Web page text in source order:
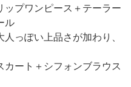
ップワンピース＋テーラー
ル
っぽい上品さが加わり、
カート＋シフォンブラウス